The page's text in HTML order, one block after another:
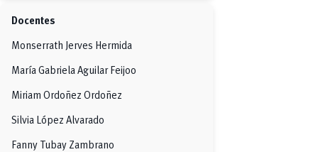
Docentes
Monserrath Jerves Hermida
María Gabriela Aguilar Feijoo
Miriam Ordoñez Ordoñez
Silvia López Alvarado
Fanny Tubay Zambrano